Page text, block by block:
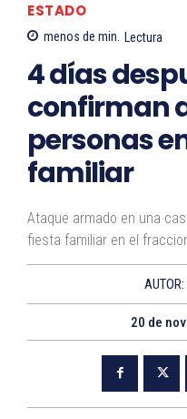
ESTADO
menos de min. Lectura
4 días
confirman
personas
familiar
Ataque armado en una
fiesta familiar en el
AUTOR:
20 de